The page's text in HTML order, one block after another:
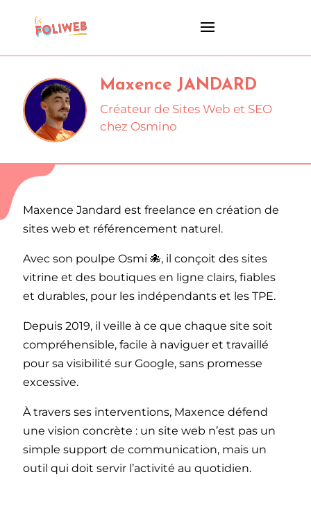
Maxence JANDARD
Créateur de Sites Web et SEO
chez Osmino
Maxence Jandard est freelance en création de
sites web et référencement naturel.
Avec son poulpe Osmi 🐙, il conçoit des sites
vitrine et des boutiques en ligne clairs, fiables
et durables, pour les indépendants et les TPE.
Depuis 2019, il veille à ce que chaque site soit
compréhensible, facile à naviguer et travaillé
pour sa visibilité sur Google, sans promesse
excessive.
À travers ses interventions, Maxence défend
une vision concrète : un site web n’est pas un
simple support de communication, mais un
outil qui doit servir l’activité au quotidien.